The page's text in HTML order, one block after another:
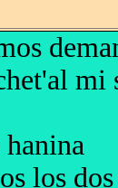
mi
los dos